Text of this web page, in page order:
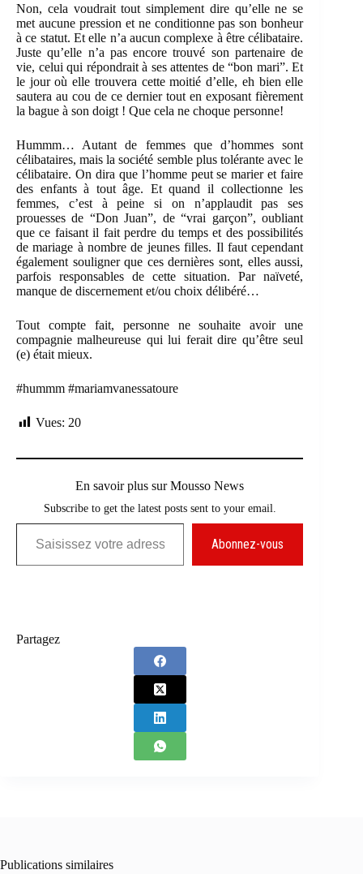
Non, cela voudrait tout simplement dire qu’elle ne se
met aucune pression et ne conditionne pas son bonheur
à ce statut. Et elle n’a aucun complexe à être célibataire.
Juste qu’elle n’a pas encore trouvé son partenaire de
vie, celui qui répondrait à ses attentes de “bon mari”. Et
le jour où elle trouvera cette moitié d’elle, eh bien elle
sautera au cou de ce dernier tout en exposant fièrement
la bague à son doigt ! Que cela ne choque personne!
Hummm… Autant de femmes que d’hommes sont
célibataires, mais la société semble plus tolérante avec le
célibataire. On dira que l’homme peut se marier et faire
des enfants à tout âge. Et quand il collectionne les
femmes, c’est à peine si on n’applaudit pas ses
prouesses de “Don Juan”, de “vrai garçon”, oubliant
que ce faisant il fait perdre du temps et des possibilités
de mariage à nombre de jeunes filles. Il faut cependant
également souligner que ces dernières sont, elles aussi,
parfois responsables de cette situation. Par naïveté,
manque de discernement et/ou choix délibéré…
Tout compte fait, personne ne souhaite avoir une
compagnie malheureuse qui lui ferait dire qu’être seul
(e) était mieux.
#hummm #mariamvanessatoure
Vues: 20
En savoir plus sur Mousso News
Subscribe to get the latest posts sent to your email.
Saisissez votre adresse e-mail…
Abonnez-vous
Partagez
Publications similaires